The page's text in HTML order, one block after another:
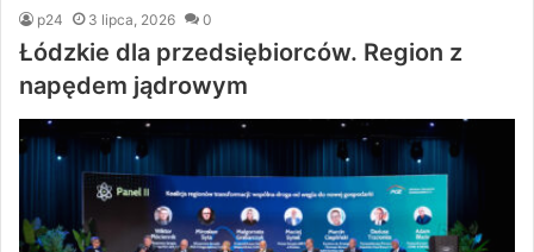
p24 3 lipca, 2026 0
Łódzkie dla przedsiębiorców. Region z
napędem jądrowym